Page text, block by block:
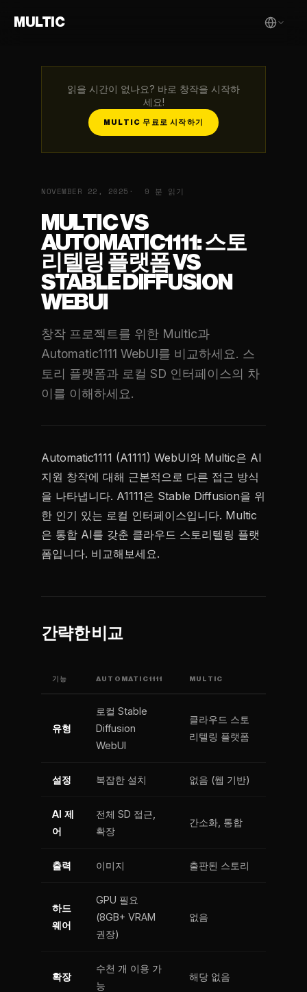
MULTIC
읽을 시간이 없나요? 바로 창작을 시작하
세요!
MULTIC 무료로 시작하기
NOVEMBER 22, 2025 9 분 읽기
MULTIC VS
AUTOMATIC1111: 스토
리텔링 플랫폼 VS
STABLE DIFFUSION
WEBUI
창작 프로젝트를 위한 Multic과
Automatic1111 WebUI를 비교하세요. 스
토리 플랫폼과 로컬 SD 인터페이스의 차
이를 이해하세요.
Automatic1111 (A1111) WebUI와 Multic은 AI
지원 창작에 대해 근본적으로 다른 접근 방식
을 나타냅니다. A1111은 Stable Diffusion을 위
한 인기 있는 로컬 인터페이스입니다. Multic
은 통합 AI를 갖춘 클라우드 스토리텔링 플랫
폼입니다. 비교해보세요.
간략한 비교
기능 AUTOMATIC1111 MULTIC
유형
로컬 Stable
Diffusion
WebUI
클라우드 스토
리텔링 플랫폼
설정 복잡한 설치 없음 (웹 기반)
AI 제
어
전체 SD 접근,
확장
간소화, 통합
출력 이미지 출판된 스토리
하드
웨어
GPU 필요
(8GB+ VRAM
권장)
없음
확장
수천 개 이용 가
능
해당 없음